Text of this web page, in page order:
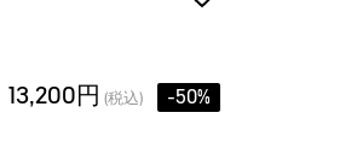
13,200円 (税込) -50%